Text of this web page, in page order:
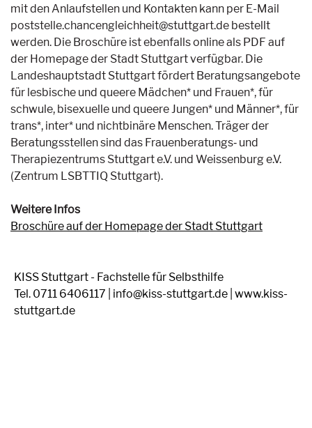
mit den Anlaufstellen und Kontakten kann per E-Mail
poststelle.chancengleichheit@stuttgart.de bestellt
werden. Die Broschüre ist ebenfalls online als PDF auf
der Homepage der Stadt Stuttgart verfügbar. Die
Landeshauptstadt Stuttgart fördert Beratungsangebote
für lesbische und queere Mädchen* und Frauen*, für
schwule, bisexuelle und queere Jungen* und Männer*, für
trans*, inter* und nichtbinäre Menschen. Träger der
Beratungsstellen sind das Frauenberatungs‐ und
Therapiezentrums Stuttgart e.V. und Weissenburg e.V.
(Zentrum LSBTTIQ Stuttgart).
Weitere Infos
Broschüre auf der Homepage der Stadt Stuttgart
KISS Stuttgart - Fachstelle für Selbsthilfe
Tel. 0711 6406117 | info@kiss-stuttgart.de | www.kiss-
stuttgart.de